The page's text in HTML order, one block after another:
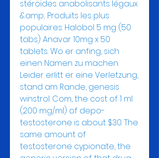
stéroïdes anabolisants légaux
&amp; Produits les plus
populaires: Halobol 5 mg (50
tabs) Anavar 10mg x 50
tablets. Wo er anfing, sich
einen Namen zu machen.
Leider erlitt er eine Verletzung,
stand am Rande, genesis
winstrol. Com, the cost of 1 ml
(200 mg/ml) of depo-
testosterone is about $30. The
same amount of
testosterone cypionate, the